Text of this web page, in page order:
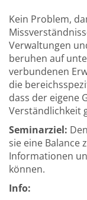
Kein Problem,
Verwaltungen
beruhen auf
verbundenen
die
dass der eigene
Verständlichkeit
Seminarziel:
sie eine Balance
Informationen
können.
Info: